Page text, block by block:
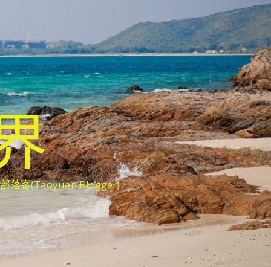
落客(Taoyuan Blogger)